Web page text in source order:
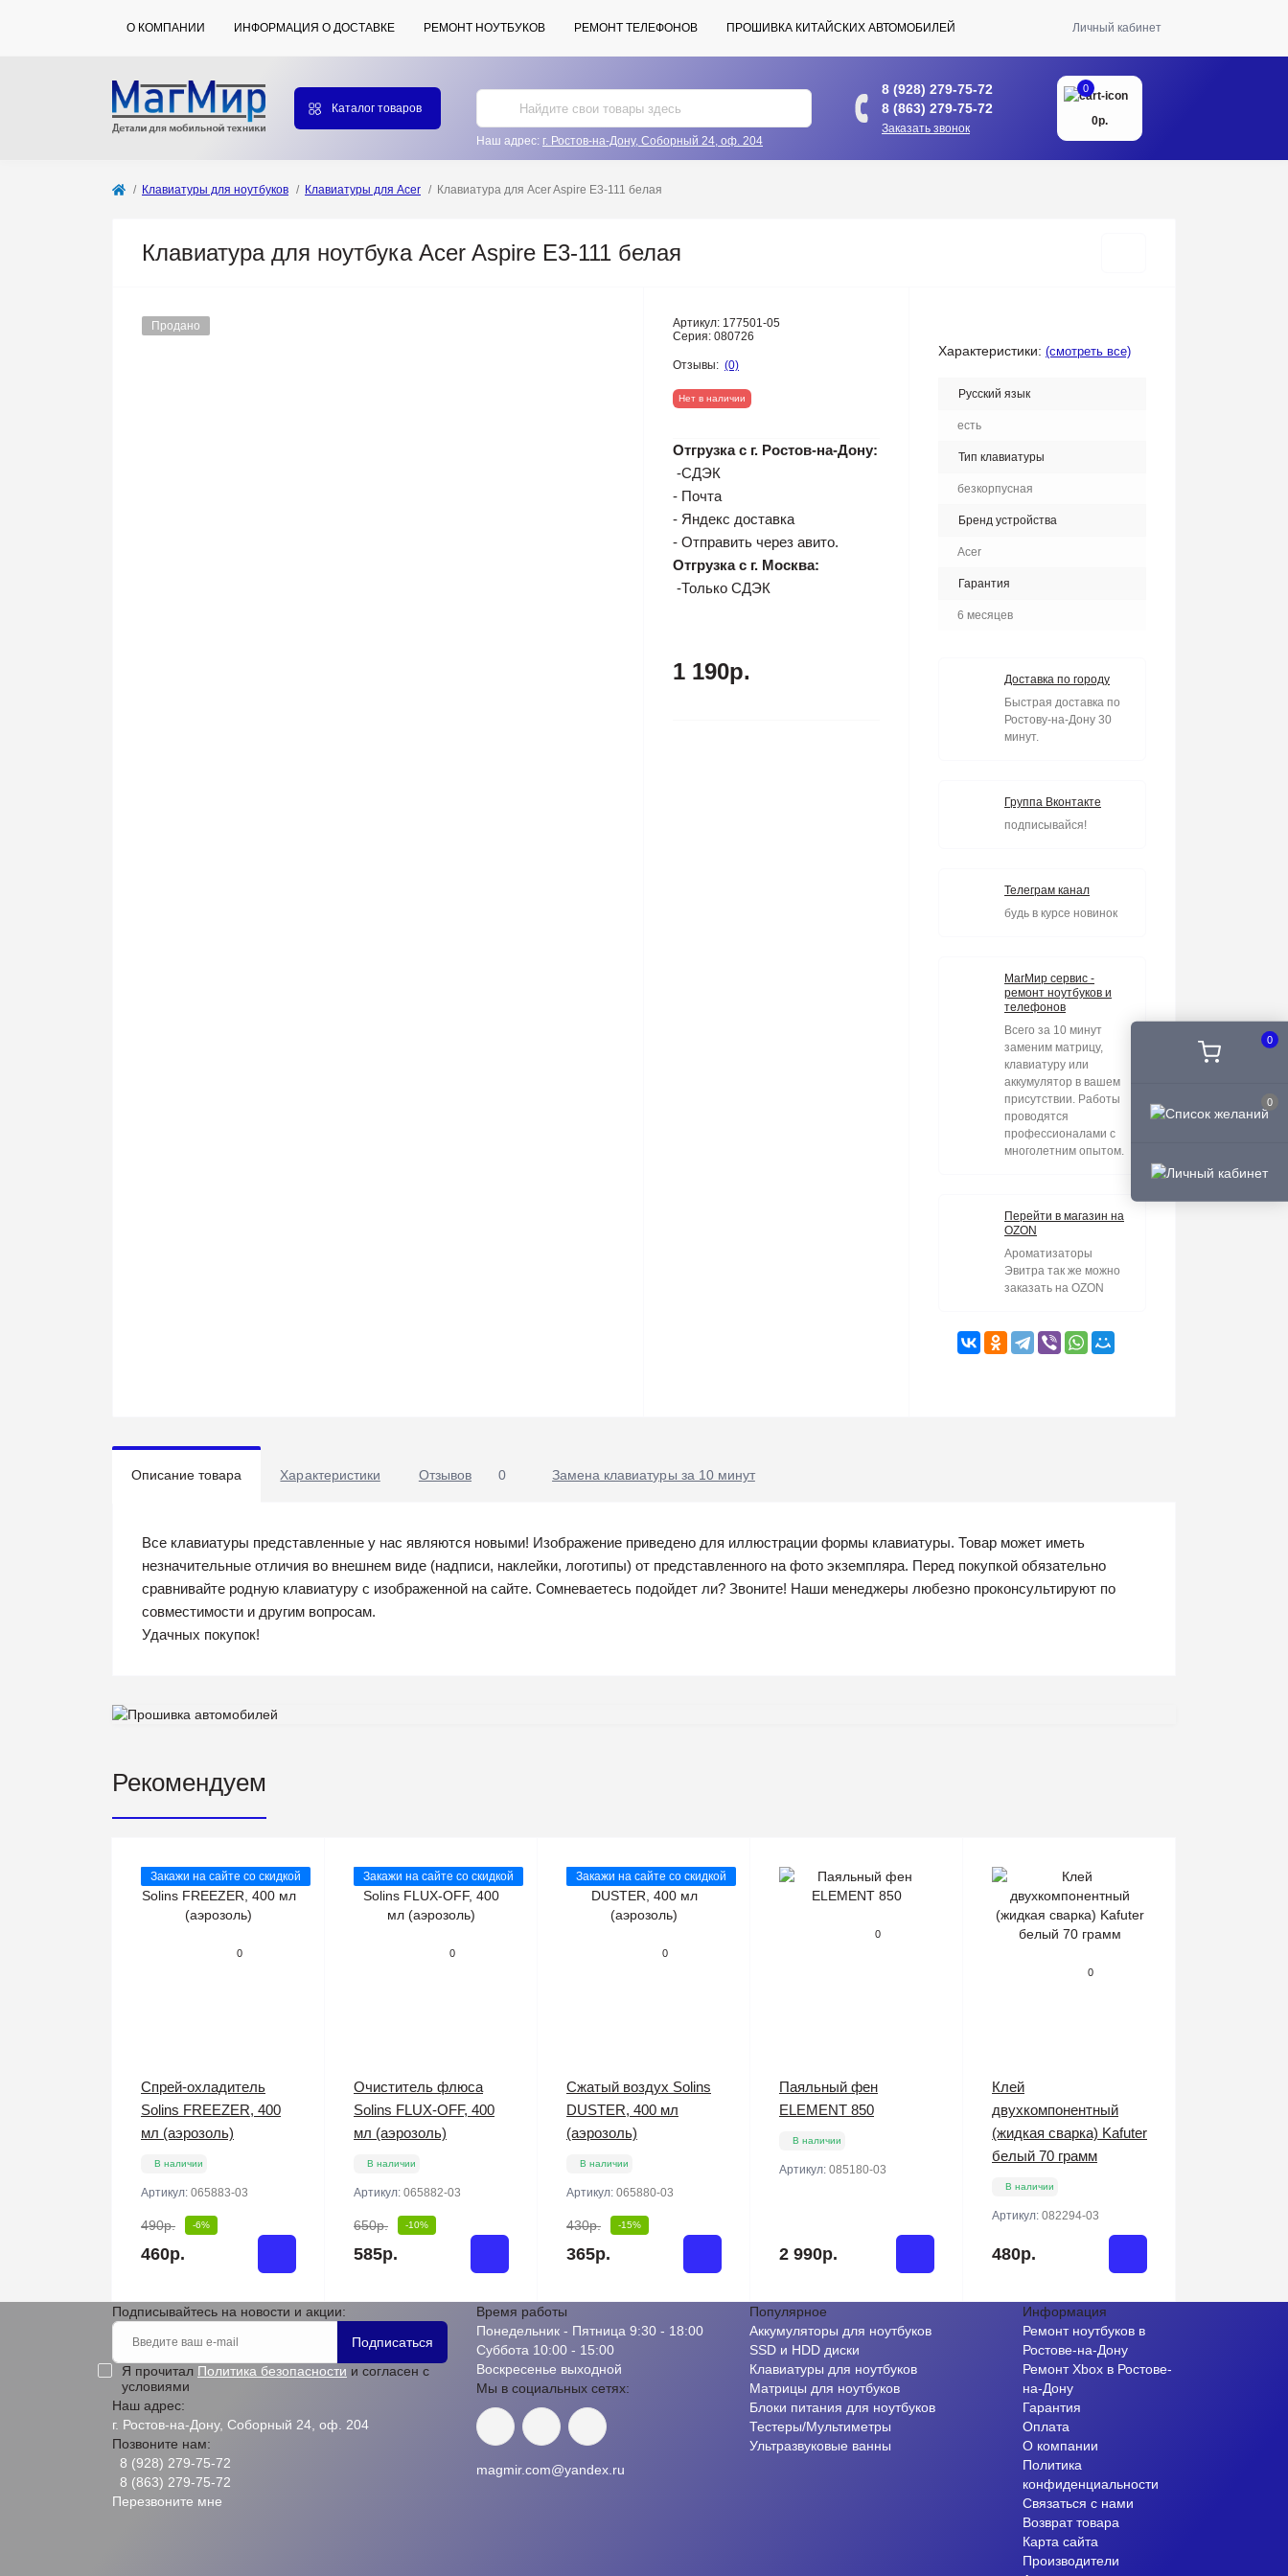
0
0
О КОМПАНИИ ИНФОРМАЦИЯ О ДОСТАВКЕ РЕМОНТ НОУТБУКОВ РЕМОНТ ТЕЛЕФОНОВ ПРОШИВКА КИТАЙСКИХ АВТОМОБИЛЕЙ Личный кабинет
Каталог товаров
Наш адрес: г. Ростов-на-Дону, Соборный 24, оф. 204
8 (928) 279-75-72
8 (863) 279-75-72
Заказать звонок
0
0р.
Клавиатуры для ноутбуков Клавиатуры для Acer Клавиатура для Acer Aspire E3-111 белая
Клавиатура для ноутбука Acer Aspire E3-111 белая
Продано Артикул: 177501-05
Серия: 080726
Отзывы: (0)
Нет в наличии
Отгрузка с г. Ростов-на-Дону:
-СДЭК
- Почта
- Яндекс доставка
- Отправить через авито.
Отгрузка с г. Москва:
-Только СДЭК
1 190р.
Характеристики: (смотреть все)
Русский язык
есть
Тип клавиатуры
безкорпусная
Бренд устройства
Acer
Гарантия
6 месяцев
Доставка по городу
Быстрая доставка по
Ростову-на-Дону 30
минут.
Группа Вконтакте
подписывайся!
Телеграм канал
будь в курсе новинок
МагМир сервис -
ремонт ноутбуков и
телефонов
Всего за 10 минут
заменим матрицу,
клавиатуру или
аккумулятор в вашем
присутствии. Работы
проводятся
профессионалами с
многолетним опытом.
Перейти в магазин на
OZON
Ароматизаторы
Эвитра так же можно
заказать на OZON
Описание товара Характеристики Отзывов 0 Замена клавиатуры за 10 минут
Все клавиатуры представленные у нас являются новыми! Изображение приведено для иллюстрации формы клавиатуры. Товар может иметь
незначительные отличия во внешнем виде (надписи, наклейки, логотипы) от представленного на фото экземпляра. Перед покупкой обязательно
сравнивайте родную клавиатуру с изображенной на сайте. Сомневаетесь подойдет ли? Звоните! Наши менеджеры любезно проконсультируют по
совместимости и другим вопросам.
Удачных покупок!
Рекомендуем
Закажи на сайте со скидкой
0
Спрей-охладитель
Solins FREEZER, 400
мл (аэрозоль)
В наличии
Артикул: 065883-03
490р. -6%
460р.
Закажи на сайте со скидкой
0
Очиститель флюса
Solins FLUX-OFF, 400
мл (аэрозоль)
В наличии
Артикул: 065882-03
650р. -10%
585р.
Закажи на сайте со скидкой
0
Сжатый воздух Solins
DUSTER, 400 мл
(аэрозоль)
В наличии
Артикул: 065880-03
430р. -15%
365р.
0
Паяльный фен
ELEMENT 850
В наличии
Артикул: 085180-03
2 990р.
0
Клей
двухкомпонентный
(жидкая сварка) Kafuter
белый 70 грамм
В наличии
Артикул: 082294-03
480р.
Подписывайтесь на новости и акции:
Подписаться
Я прочитал Политика безопасности и согласен с
условиями
Наш адрес:
г. Ростов-на-Дону, Соборный 24, оф. 204
Позвоните нам:
8 (928) 279-75-72
8 (863) 279-75-72
Перезвоните мне
Время работы
Понедельник - Пятница 9:30 - 18:00
Суббота 10:00 - 15:00
Воскресенье выходной
Мы в социальных сетях:
magmir.com@yandex.ru
Популярное
Аккумуляторы для ноутбуков
SSD и HDD диски
Клавиатуры для ноутбуков
Матрицы для ноутбуков
Блоки питания для ноутбуков
Тестеры/Мультиметры
Ультразвуковые ванны
Информация
Ремонт ноутбуков в
Ростове-на-Дону
Ремонт Xbox в Ростове-
на-Дону
Гарантия
Оплата
О компании
Политика
конфиденциальности
Связаться с нами
Возврат товара
Карта сайта
Производители